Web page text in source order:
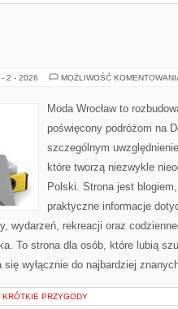
2 - 2026 MOŻLIWOŚĆ
Moda Wrocław to
poświęcony podróżom na
szczególnym
które tworzą niezwykle
Polski. Strona jest
praktyczne informacje
wydarzeń, rekreacji oraz
To strona dla osób, które lubią
się wyłącznie do najbardziej
KRÓTKIE PRZYGODY